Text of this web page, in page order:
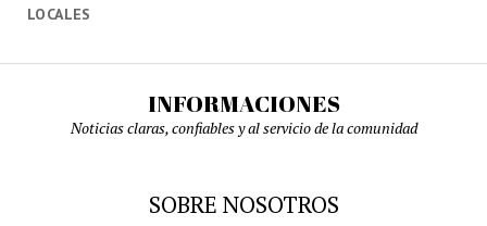
LOCALES
INFORMACIONES
Noticias claras, confiables y al servicio de la comunidad
SOBRE NOSOTROS